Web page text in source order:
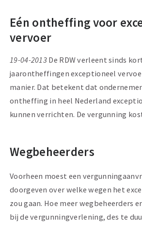
Eén ontheffing voor
vervoer
19-04-2013 De RDW verleent sinds
jaarontheffingen exceptioneel
manier. Dat betekent dat
ontheffing in heel Nederland
kunnen verrichten. De vergunning
Wegbeheerders
Voorheen moest een
doorgeven over welke wegen het
zou gaan. Hoe meer wegbeheerders
bij de vergunningverlening, des te